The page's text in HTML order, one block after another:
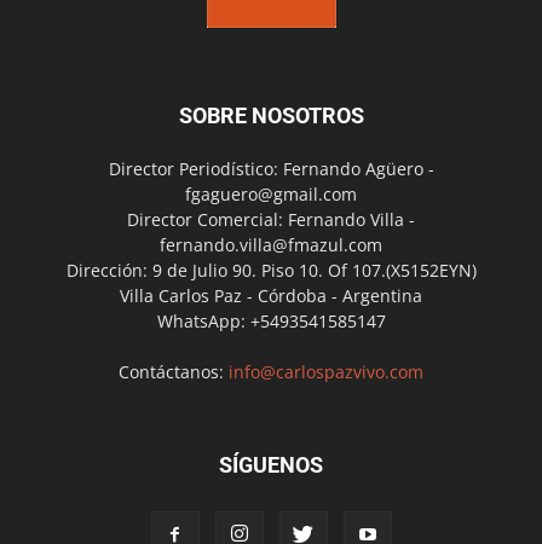
SOBRE NOSOTROS
Director Periodístico: Fernando Agüero -
fgaguero@gmail.com
Director Comercial: Fernando Villa -
fernando.villa@fmazul.com
Dirección: 9 de Julio 90. Piso 10. Of 107.(X5152EYN)
Villa Carlos Paz - Córdoba - Argentina
WhatsApp: +5493541585147
Contáctanos: info@carlospazvivo.com
SÍGUENOS